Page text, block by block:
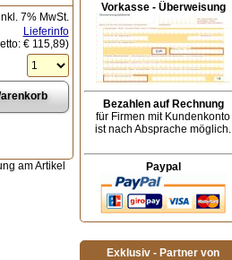
7% MwSt.
Lieferinfo
€ 115,89)
am Artikel
Vorkasse - Überweisung
Bezahlen auf Rechnung
für Firmen mit Kundenkonto
ist nach Absprache möglich.
Paypal
Exklusiv - Partner von